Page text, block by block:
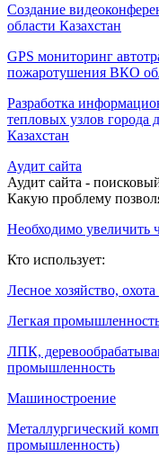
Создание
области Казахстан
GPS мониторинг
пожаротушения ВКО
Разработка
тепловых узлов города
Казахстан
Аудит сайта
Аудит сайта -
Какую проблему
Необходимо увеличить
Кто использует:
Лесное хозяйство,
Легкая
ЛПК,
промышленность
Машиностроение
Металлургический
промышленность)